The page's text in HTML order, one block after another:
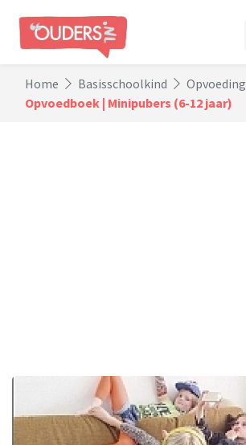
Home Basisschoolkind
Opvoedboek | Minipubers (6-12 jaar)